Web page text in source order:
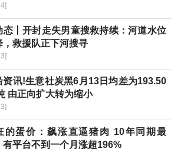
态丨开封走失男童搜救持续：河道水位
，救援队正下河搜寻
资讯!生意社炭黑6月13日均差为193.50
由正向扩大转为缩小
的蛋价：飙涨直逼猪肉 10年同期最
有平台不到一个月涨超196%